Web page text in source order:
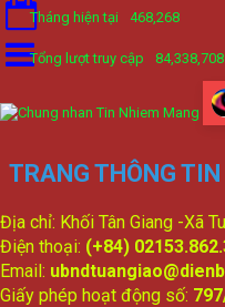
Tháng hiện tại 468,268
Tổng lượt truy cập 84,338,708
TRANG THÔNG
Địa chỉ: Khối Tân Giang -Xã
Điện thoại: (+84)
Email:
Giấy phép hoạt động số: